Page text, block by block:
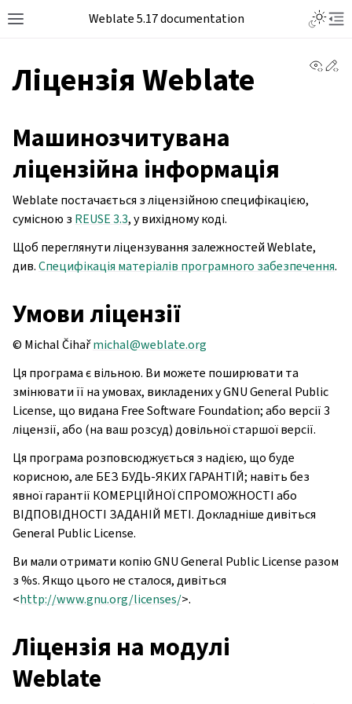
Weblate 5.17 documentation
Ліцензія Weblate
Машинозчитувана
ліцензійна інформація
Weblate постачається з ліцензійною специфікацією,
сумісною з REUSE 3.3, у вихідному коді.
Щоб переглянути ліцензування залежностей Weblate,
див.Специфікація матеріалів програмного забезпечення.
Умови ліцензії
© Michal Čihařmichal@weblate.org
Ця програма є вільною. Ви можете поширювати та
змінювати її на умовах, викладених у GNU General Public
License, що видана Free Software Foundation; або версії 3
ліцензії, або (на ваш розсуд) довільної старшої версії.
Ця програма розповсюджується з надією, що буде
корисною, але БЕЗ БУДЬ-ЯКИХ ГАРАНТІЙ; навіть без
явної гарантії КОМЕРЦІЙНОЇ СПРОМОЖНОСТІ або
ВІДПОВІДНОСТІ ЗАДАНІЙ МЕТІ. Докладніше дивіться
General Public License.
Ви мали отримати копію GNU General Public License разом
з %s. Якщо цього не сталося, дивіться
<http://www.gnu.org/licenses/>.
Ліцензія на модулі
Weblate